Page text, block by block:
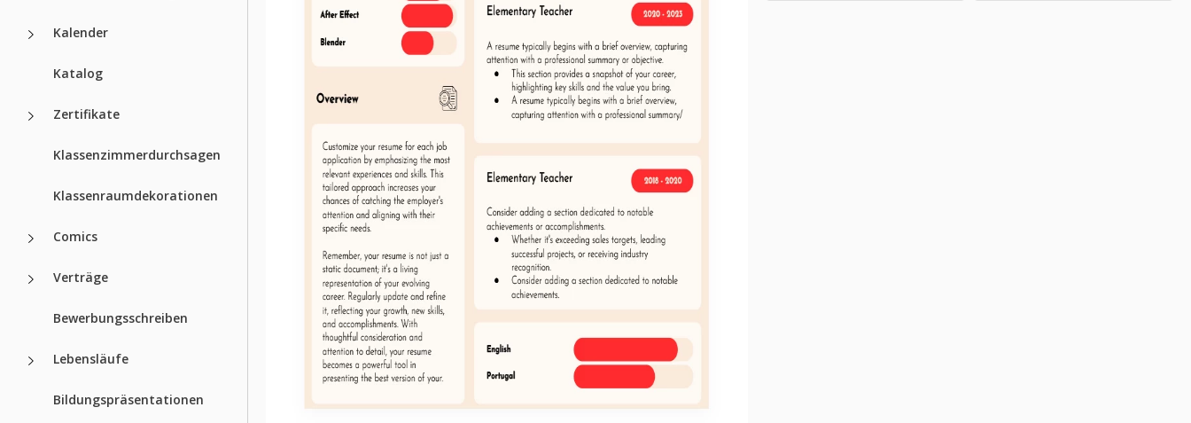
Kalender
Katalog
Zertifikate
Klassenzimmerdurchsagen
Klassenraumdekorationen
Comics
Verträge
Bewerbungsschreiben
Lebensläufe
Bildungspräsentationen